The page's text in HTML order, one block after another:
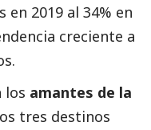
en 2019 al 34% en
creciente a
los amantes de la
tres destinos